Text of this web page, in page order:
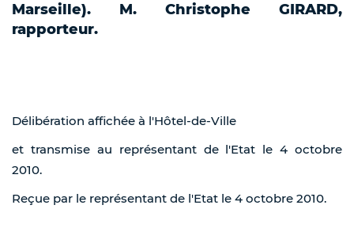
Marseille). M. Christophe GIRARD,
rapporteur.
Délibération affichée à l'Hôtel-de-Ville
et transmise au représentant de l'Etat le 4 octobre
2010.
Reçue par le représentant de l'Etat le 4 octobre 2010.